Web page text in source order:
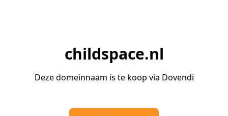
childspace.nl
Deze domeinnaam is te koop via Dovendi